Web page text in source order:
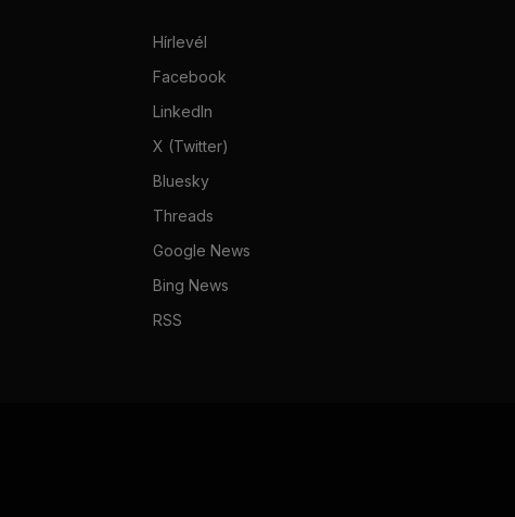
Hírlevél
Facebook
LinkedIn
X (Twitter)
Bluesky
Threads
Google News
Bing News
RSS